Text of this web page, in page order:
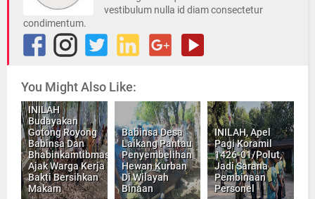
vestibulum nulla id diam consectetur
condimentum.
You Might Also Like:
INILAH
Budayakan
Gotong Royong
Babinsa Dan
Bhabinkamtibmas
Ajak Warga Kerja
Bakti Bersihkan
Makam
Babinsa Desa
Laikang Pantau
Penyembelihan
Hewan Kurban
Di Wilayah
Binaan
INILAH, Apel
Pagi Koramil
1426-01/Polut,
Jadi Sarana
Pembinaan
Personel
INILAH, Kodim